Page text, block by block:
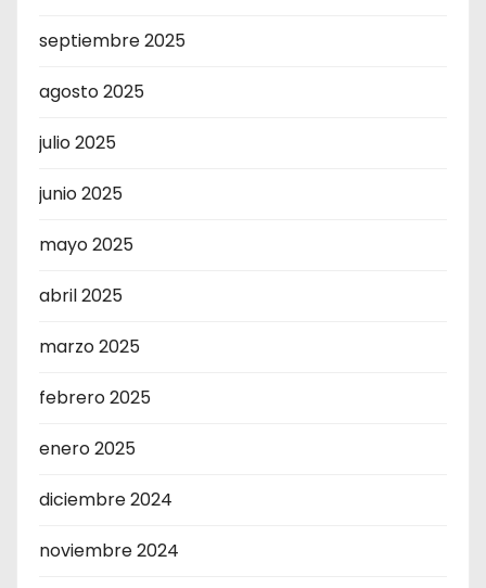
septiembre 2025
agosto 2025
julio 2025
junio 2025
mayo 2025
abril 2025
marzo 2025
febrero 2025
enero 2025
diciembre 2024
noviembre 2024